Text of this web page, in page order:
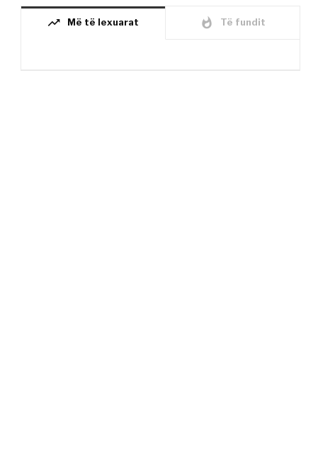
trending_up Më të lexuarat whatshot Të fundit